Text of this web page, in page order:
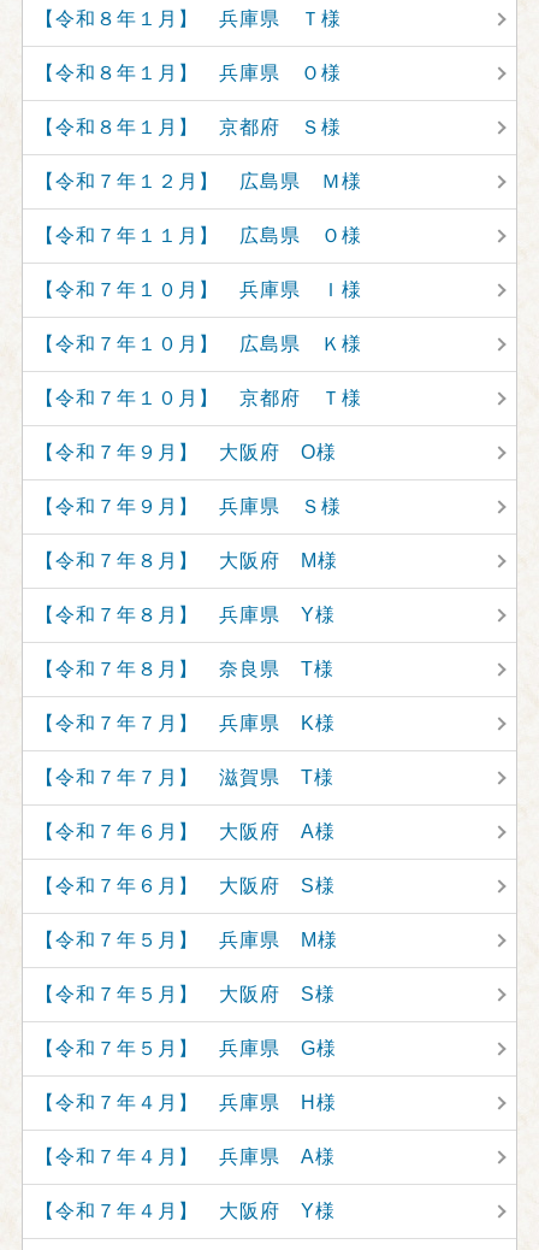
【令和８年１月】 兵庫県 Ｔ様
【令和８年１月】 兵庫県 Ｏ様
【令和８年１月】 京都府 Ｓ様
【令和７年１２月】 広島県 Ｍ様
【令和７年１１月】 広島県 Ｏ様
【令和７年１０月】 兵庫県 Ｉ様
【令和７年１０月】 広島県 Ｋ様
【令和７年１０月】 京都府 Ｔ様
【令和７年９月】 大阪府 O様
【令和７年９月】 兵庫県 Ｓ様
【令和７年８月】 大阪府 M様
【令和７年８月】 兵庫県 Y様
【令和７年８月】 奈良県 T様
【令和７年７月】 兵庫県 K様
【令和７年７月】 滋賀県 T様
【令和７年６月】 大阪府 A様
【令和７年６月】 大阪府 S様
【令和７年５月】 兵庫県 M様
【令和７年５月】 大阪府 S様
【令和７年５月】 兵庫県 G様
【令和７年４月】 兵庫県 H様
【令和７年４月】 兵庫県 A様
【令和７年４月】 大阪府 Y様